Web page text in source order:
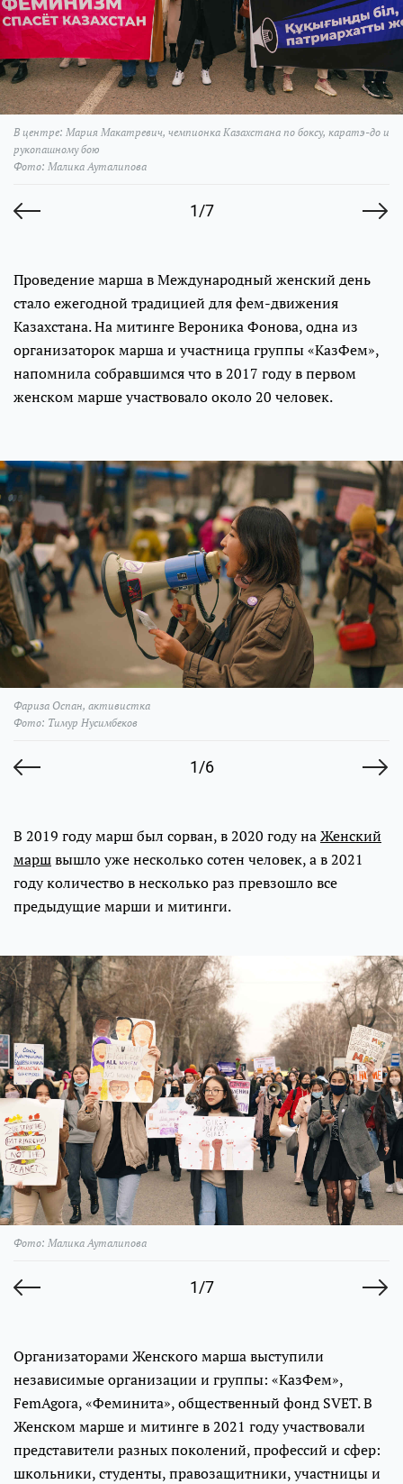
1/7
В центре: Мария Макатревич, чемпионка Казахстана по боксу, каратэ-до и
рукопашному бою
Фото: Малика Ауталипова
Проведение марша в Международный женский день
стало ежегодной традицией для фем-движения
Казахстана. На митинге Вероника Фонова, одна из
организаторок марша и участница группы «КазФем»,
напомнила собравшимся что в 2017 году в первом
женском марше участвовало около 20 человек.
1/6
Фариза Оспан, активистка
Фото: Тимур Нусимбеков
В 2019 году марш был сорван, в 2020 году наЖенский
маршвышло уже несколько сотен человек, а в 2021
году количество в несколько раз превзошло все
предыдущие марши и митинги.
1/7
Фото: Малика Ауталипова
Организаторами Женского марша выступили
независимые организации и группы: «КазФем»,
FemAgora, «Феминита», общественный фонд SVET. В
Женском марше и митинге в 2021 году участвовали
представители разных поколений, профессий и сфер:
школьники, студенты, правозащитники, участницы и